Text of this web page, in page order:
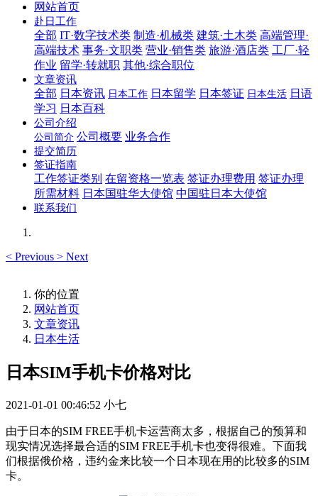
网站首页
赴日工作
全部 IT·数字技术类 制造·机械类 建筑·土木类 高端管理·
高端技术 事务·文职类 营业·销售类 旅游·酒店类 工厂·轻
作业 留学·转就职 其他·综合职位
文章资讯
全部 日本资讯 日本工作 日本留学 日本签证 日本生活 日语
学习 日本百科
公司介绍
公司简介 公司概要 业务合作
提交简历
签证指南
工作签证类别 在留资格一览表 签证办理费用 签证办理
所需材料 日本国驻华大使馆 中国驻日本大使馆
联系我们
< Previous > Next
你的位置
网站首页
文章资讯
日本生活
日本SIM手机卡价格对比
2021-01-01 00:46:52 小七
由于日本的SIM FREE手机卡运营商太多，根据自己的预算和
现实情况选择最合适的SIM FREE手机卡也变得很难。下面我
们根据俄价格，违约金来比较一个日本现在用的比较多的SIM
卡。